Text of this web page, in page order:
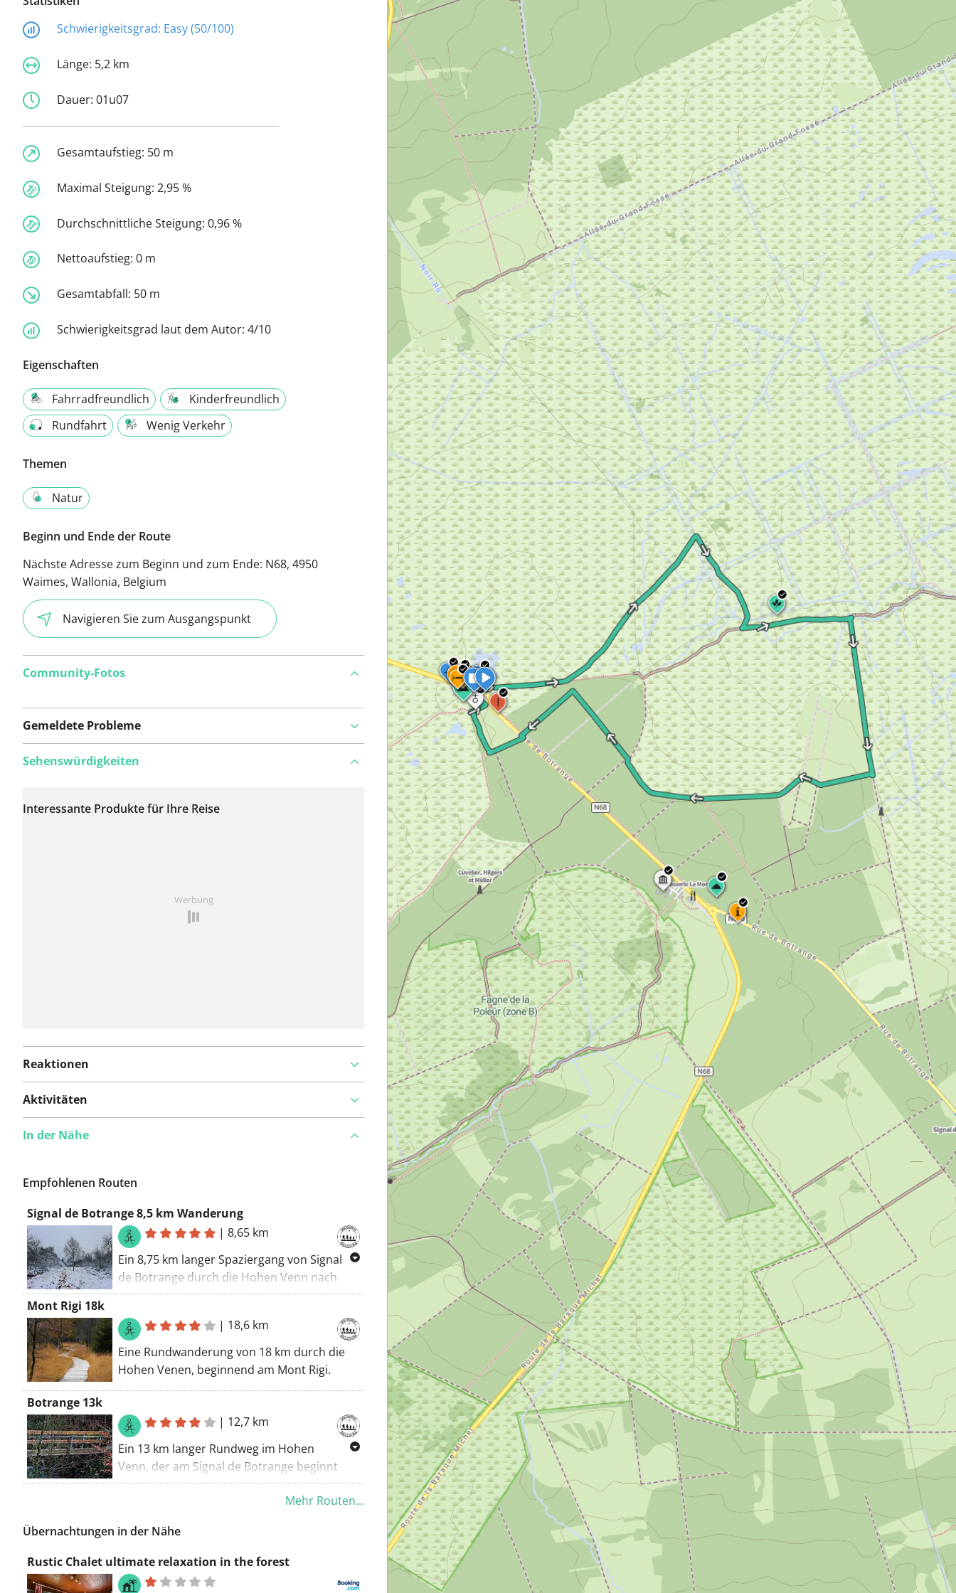
Schwierigkeitsgrad: Easy (50/100)
Länge: 5,2 km
Dauer: 01u07
Gesamtaufstieg: 50 m
Maximal Steigung: 2,95 %
Durchschnittliche Steigung: 0,96 %
Nettoaufstieg: 0 m
Gesamtabfall: 50 m
Schwierigkeitsgrad laut dem Autor: 4/10
Eigenschaften
Fahrradfreundlich
Kinderfreundlich
Rundfahrt
Wenig Verkehr
Themen
Natur
Beginn und Ende der Route
Nächste Adresse zum Beginn und zum Ende: N68, 4950
Waimes, Wallonia, Belgium
Navigieren Sie zum Ausgangspunkt
Community-Fotos
Gemeldete Probleme
wurden bisher keine
Sehenswürdigkeiten
Interessante Produkte für Ihre Reise
Werbung
Reaktionen
Aktivitäten
In der Nähe
Empfohlenen Routen
Signal de Botrange 8,5 km Wanderung
|8,65 km
Ein 8,75 km langer Spaziergang von Signal
de Botrange durch die Hohen Venn nach
Baraque Michel und zurück.
Mont Rigi 18k
| 18,6 km
Eine Rundwanderung von 18 km durch die
Hohen Venen, beginnend am Mont Rigi.
Botrange 13k
| 12,7 km
Ein 13 km langer Rundweg im Hohen
Venn, der am Signal de Botrange beginnt
und endet
Mehr Routen...
Übernachtungen in der Nähe
Rustic Chalet ultimate relaxation in the forest